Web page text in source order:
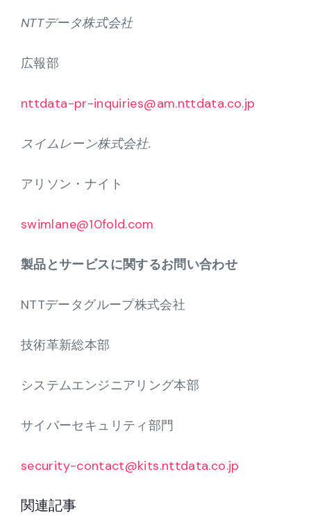
NTTデータ株式会社
広報部
nttdata-pr-inquiries@am.nttdata.co.jp
スイムレーン株式会社.
アリソン・ナイト
swimlane@10fold.com
製品とサービスに関するお問い合わせ
NTTデータグループ株式会社
技術革新総本部
システムエンジニアリング本部
サイバーセキュリティ部門
security-contact@kits.nttdata.co.jp
関連記事